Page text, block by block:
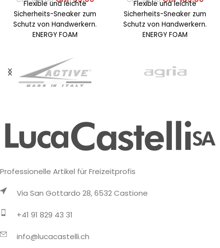
Flexible und leichte
Sicherheits-Sneaker zum
Schutz von Handwerkern.
ENERGY FOAM
überlegene
Energierückgabe und
maximalen Komfort. STEP-
RELEASE-Ferse für
Flexible und leichte
Sicherheits-Sneaker zum
Schutz von Handwerkern.
ENERGY FOAM
Energierückgabe und
maximalen Komfort. STEP-
Professionelle Artikel für Freizeitprofis
Via San Gottardo 28, 6532 Castione
+41 91 829 43 31
info@lucacastelli.ch